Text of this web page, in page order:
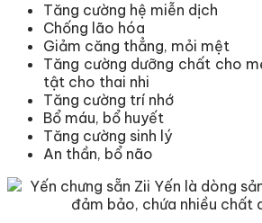
Tăng cường hệ miễn dịch
Chống lão hóa
Giảm căng thẳng, mỏi mệt
Tăng cường dưỡng chất cho
tật cho thai nhi
Tăng cường trí nhớ
Bổ máu, bổ huyết
Tăng cường sinh lý
An thần, bổ não